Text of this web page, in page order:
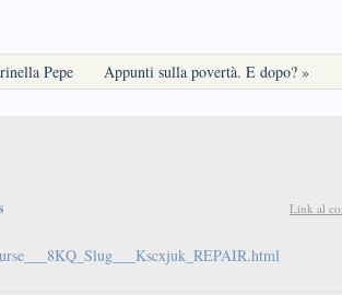
Pepe Appunti sulla povertà. E dopo? »
Link al